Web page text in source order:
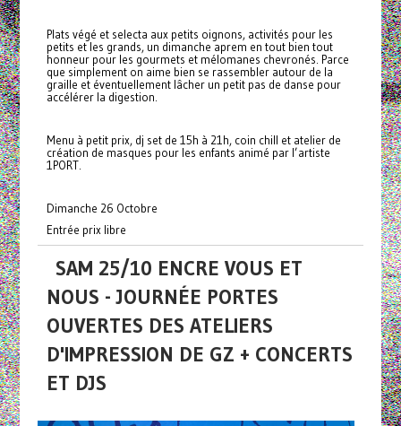
Plats végé et selecta aux petits oignons, activités pour les
petits et les grands, un dimanche aprem en tout bien tout
honneur pour les gourmets et mélomanes chevronés. Parce
que simplement on aime bien se rassembler autour de la
graille et éventuellement lâcher un petit pas de danse pour
accélérer la digestion.
Menu à petit prix, dj set de 15h à 21h, coin chill et atelier de
création de masques pour les enfants animé par l’artiste
1PORT.
Dimanche 26 Octobre
Entrée prix libre
SAM 25/10 ENCRE VOUS ET
NOUS - JOURNÉE PORTES
OUVERTES DES ATELIERS
D'IMPRESSION DE GZ + CONCERTS
ET DJS